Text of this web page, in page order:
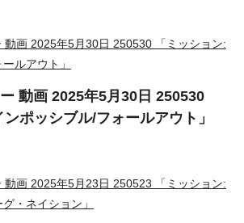
動画 2025年5月30日 250530
ンポッシブル/フォールアウト」